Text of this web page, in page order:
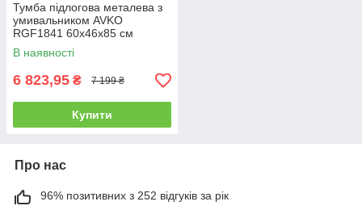
Тумба підлогова металева з
умивальником AVKO
RGF1841 60х46х85 см
В наявності
6 823,95 ₴ 7 199 ₴
Купити
Про нас
96% позитивних з 252 відгуків за рік